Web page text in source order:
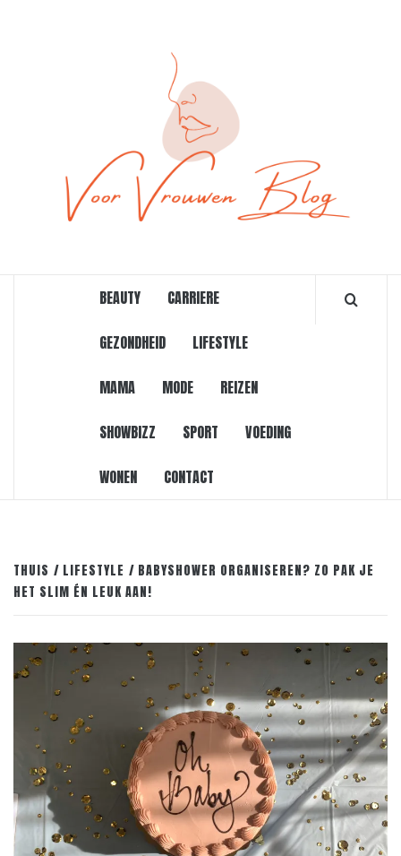
BEAUTY CARRIERE
GEZONDHEID LIFESTYLE
MAMA MODE REIZEN
SHOWBIZZ SPORT VOEDING
WONEN CONTACT
THUIS LIFESTYLE
BABYSHOWER ORGANISEREN? ZO PAK JE
HET SLIM ÉN LEUK AAN!